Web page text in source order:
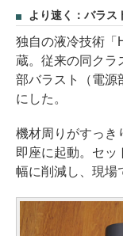
より速く：バラス
独自の液冷技術
蔵。従来の同クラ
部バラスト（電源
にした。
機材周りがすっき
即座に起動。セッ
幅に削減し、現場